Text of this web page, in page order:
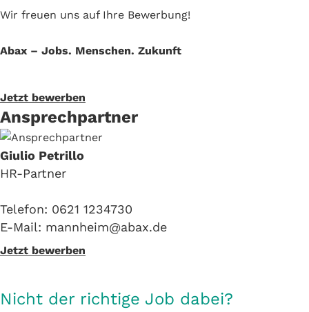
Wir freuen uns auf Ihre Bewerbung!
Abax – Jobs. Menschen. Zukunft
Jetzt bewerben
Ansprechpartner
Giulio Petrillo
HR-Partner
Telefon: 0621 1234730
E-Mail: mannheim@abax.de
Jetzt bewerben
Nicht der richtige Job dabei?